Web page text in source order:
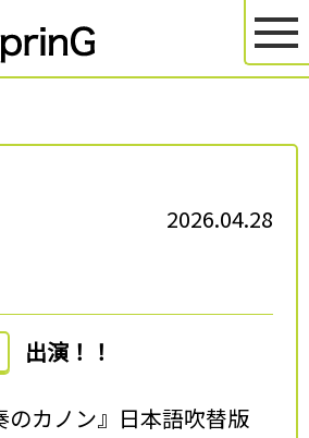
2026.04.28
出演！！
のカノン』日本語吹替版